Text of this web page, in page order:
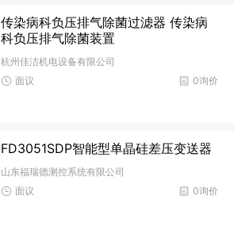
传染病科负压排气除菌过滤器 传染病
科负压排气除菌装置
杭州佳洁机电设备有限公司
0询价
面议
FD3051SDP智能型单晶硅差压变送器
山东福瑞德测控系统有限公司
0询价
面议